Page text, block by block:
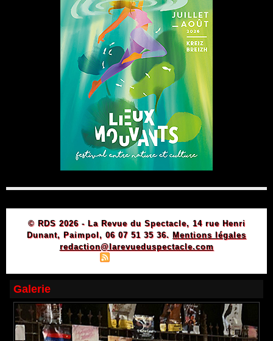
© RDS 2026 - La Revue du Spectacle, 14 rue Henri
Dunant, Paimpol, 06 07 51 35 36. Mentions légales
redaction@larevueduspectacle.com
Galerie